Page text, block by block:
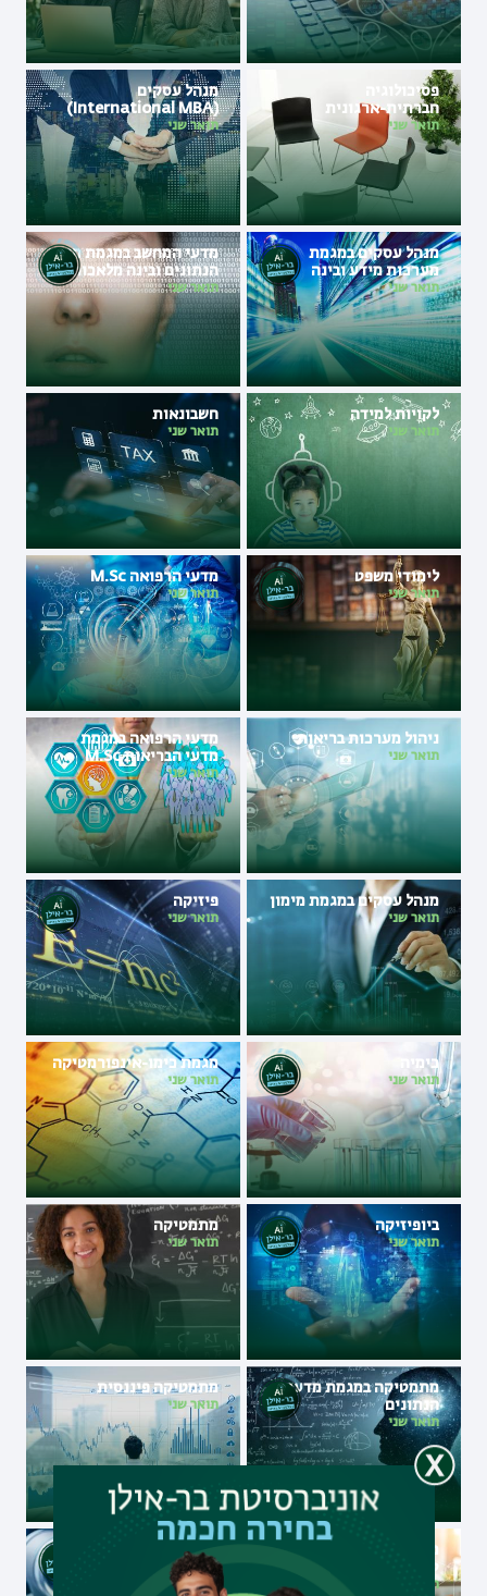
פסיכולוגיה
חברתית-ארגונית
תואר שני
מנהל עסקים
(International MBA)
תואר שני
מנהל עסקים במגמת
מערכות מידע ובינה
מלאכותית
תואר שני
מדעי המחשב במגמת מדעי
הנתונים ובינה מלאכותית
תואר שני
לקויות למידה
תואר שני
חשבונאות
תואר שני
לימודי משפט
תואר שני
מדעי הרפואה M.Sc
תואר שני
ניהול מערכות בריאות
תואר שני
מדעי הרפואה במגמת
מדעי הבריאות M.Sc
תואר שני
מנהל עסקים במגמת מימון
תואר שני
פיזיקה
תואר שני
כימיה
תואר שני
מגמת כימו-אינפורמטיקה
תואר שני
ביופיזיקה
תואר שני
מתמטיקה
תואר שני
מתמטיקה במגמת מדעי
הנתונים
תואר שני
מתמטיקה פיננסית
תואר שני
מתמטיקה פיננסית במגמת
טכנולוגיה פיננסית
תואר שני
הנדסת חשמל
תואר שני